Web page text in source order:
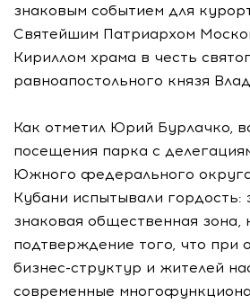
знаковым событием для
Святейшим Патриархом
Кириллом храма в честь
равноапостольного князя
Как отметил Юрий Бурлачко,
посещения парка с
Южного федерального
Кубани испытывали гордость:
знаковая общественная зона,
подтверждение того, что при
бизнес-структур и жителей
современные